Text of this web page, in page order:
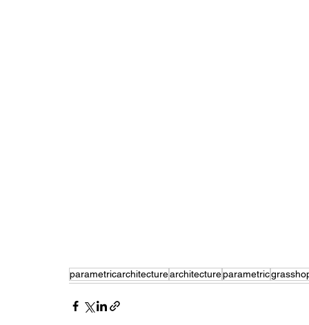
parametricarchitecturearchitectureparametric